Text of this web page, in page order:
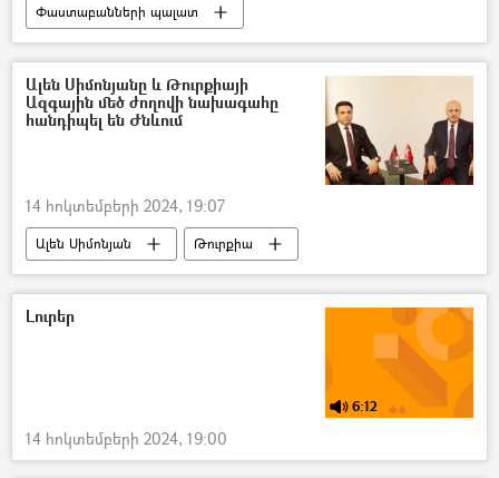
Փաստաբանների պալատ
Ալեքսանդր Կոչուբաև
Ալեն Սիմոնյանը և Թուրքիայի
Ազգային մեծ ժողովի նախագահը
հանդիպել են Ժնևում
14 հոկտեմբերի 2024, 19:07
Ալեն Սիմոնյան
Թուրքիա
Հայաստան
Լուրեր
6:12
14 հոկտեմբերի 2024, 19:00